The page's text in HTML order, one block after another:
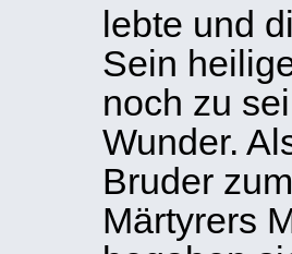
lebte und
Sein
noch zu
Wunder.
Bruder
Märtyrers